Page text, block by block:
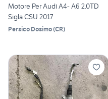
Motore Per Audi A4- A6 2.0TD
Sigla CSU 2017
Persico Dosimo(CR)